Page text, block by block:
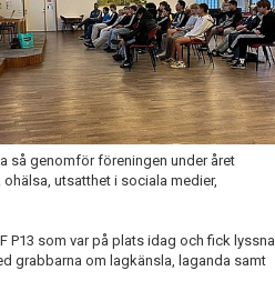
så genomför föreningen under året
utsatthet i sociala medier,
P13 som var på plats idag och fick lyssna
grabbarna om lagkänsla, laganda samt